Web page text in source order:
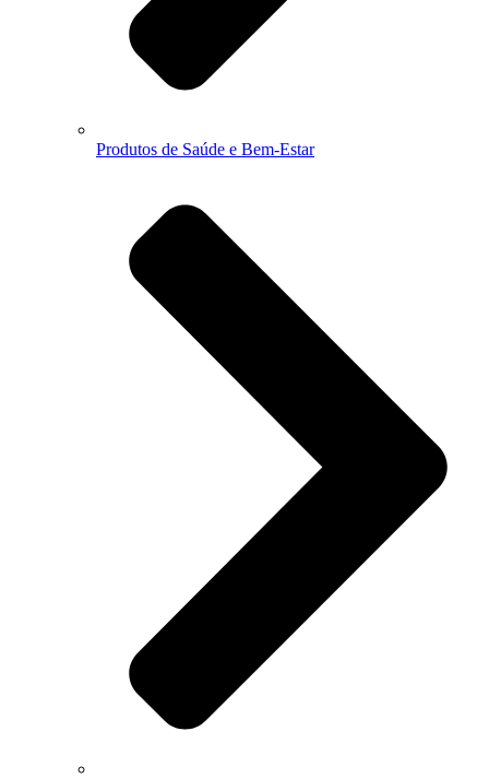
Produtos de Saúde e Bem-Estar